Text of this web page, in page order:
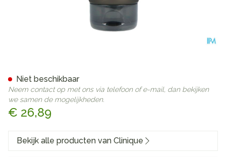
€ 26,89
Niet beschikbaar
Neem contact op met ons via telefoon of e-mail, dan bekijken
we samen de mogelijkheden.
Bekijk alle producten van Clinique